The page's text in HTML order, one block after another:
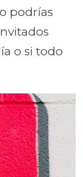
podrías
o si todo